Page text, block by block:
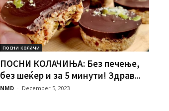
посни колачи
ПОСНИ КОЛАЧИЊА: Без печење,
без шеќер и за 5 минути! Здрав...
NMD - December 5, 2023